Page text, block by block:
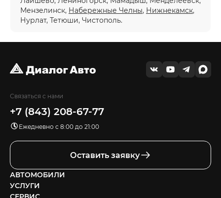
Мензелинск, Набережные Челны, Нижнекамск,
Нурлат, Тетюши, Чистополь.
Связаться с нами
+7 (843) 208-67-77
Ежедневно с 8:00 до 21:00
Оставить заявку
АВТОМОБИЛИ
УСЛУГИ